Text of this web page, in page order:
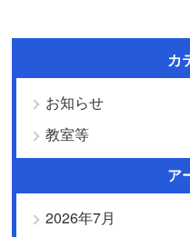
カ
お知らせ
教室等
ア
2026年7月